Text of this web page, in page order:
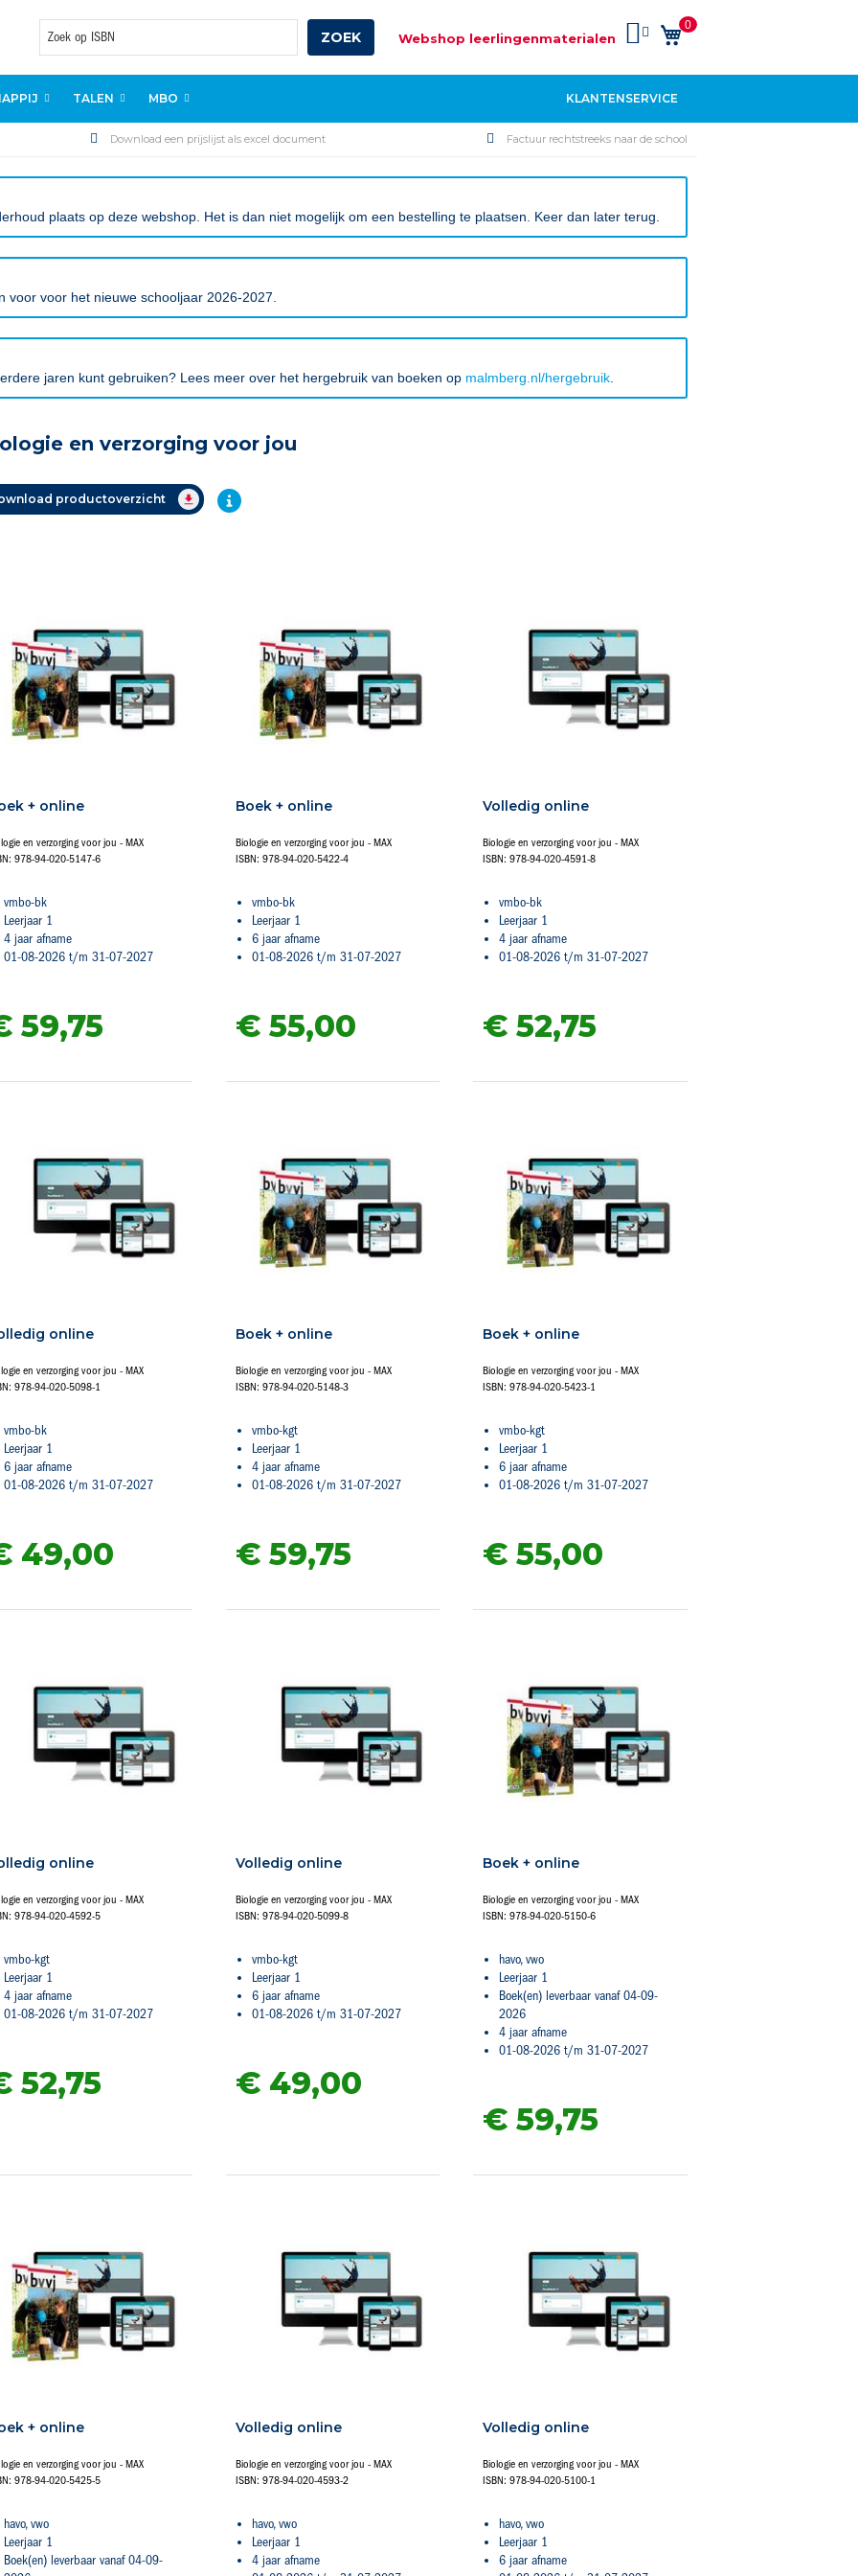
Zoek
ZOEK Webshop leerlingenmaterialen
Winkelwagen
0
TALEN MBO KLANTENSERVICE
Download een prijslijst als excel document Factuur rechtstreeks naar de school
plaats op deze webshop. Het is dan niet mogelijk om een bestelling te plaatsen. Keer dan later terug.
voor voor het nieuwe schooljaar 2026-2027.
jaren kunt gebruiken? Lees meer over het hergebruik van boeken op malmberg.nl/hergebruik
en verzorging voor jou
productoverzicht
+ online
en verzorging voor jou - MAX
978-94-020-5147-6
vmbo-bk
Leerjaar 1
4 jaar afname
01-08-2026 t/m 31-07-2027
59,75
Boek + online
Biologie en verzorging voor jou - MAX
ISBN: 978-94-020-5422-4
vmbo-bk
Leerjaar 1
6 jaar afname
01-08-2026 t/m 31-07-2027
€ 55,00
Volledig online
Biologie en verzorging voor jou - MAX
ISBN: 978-94-020-4591-8
vmbo-bk
Leerjaar 1
4 jaar afname
01-08-2026 t/m 31-07-2027
€ 52,75
online
en verzorging voor jou - MAX
978-94-020-5098-1
vmbo-bk
Leerjaar 1
6 jaar afname
01-08-2026 t/m 31-07-2027
49,00
Boek + online
Biologie en verzorging voor jou - MAX
ISBN: 978-94-020-5148-3
vmbo-kgt
Leerjaar 1
4 jaar afname
01-08-2026 t/m 31-07-2027
€ 59,75
Boek + online
Biologie en verzorging voor jou - MAX
ISBN: 978-94-020-5423-1
vmbo-kgt
Leerjaar 1
6 jaar afname
01-08-2026 t/m 31-07-2027
€ 55,00
online
en verzorging voor jou - MAX
978-94-020-4592-5
vmbo-kgt
Leerjaar 1
4 jaar afname
01-08-2026 t/m 31-07-2027
52,75
Volledig online
Biologie en verzorging voor jou - MAX
ISBN: 978-94-020-5099-8
vmbo-kgt
Leerjaar 1
6 jaar afname
01-08-2026 t/m 31-07-2027
€ 49,00
Boek + online
Biologie en verzorging voor jou - MAX
ISBN: 978-94-020-5150-6
havo, vwo
Leerjaar 1
Boek(en) leverbaar vanaf 04-09-
2026
4 jaar afname
01-08-2026 t/m 31-07-2027
€ 59,75
+ online
en verzorging voor jou - MAX
978-94-020-5425-5
havo, vwo
Leerjaar 1
Boek(en) leverbaar vanaf 04-09-
Volledig online
Biologie en verzorging voor jou - MAX
ISBN: 978-94-020-4593-2
havo, vwo
Leerjaar 1
4 jaar afname
Volledig online
Biologie en verzorging voor jou - MAX
ISBN: 978-94-020-5100-1
havo, vwo
Leerjaar 1
6 jaar afname